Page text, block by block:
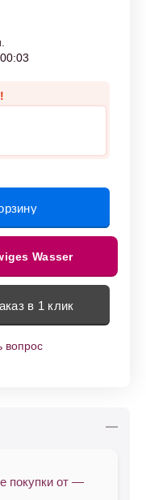
Wasser
в 1 клик
вопрос
покупки от —